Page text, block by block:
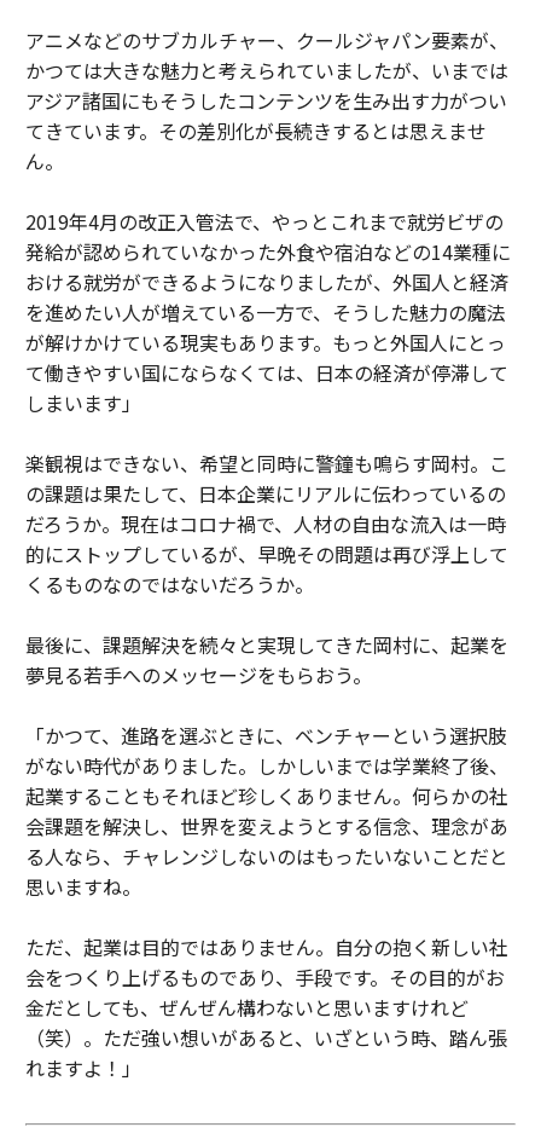
アニメなどのサブカルチャー、クールジャパン要素が、
かつては大きな魅力と考えられていましたが、いまでは
アジア諸国にもそうしたコンテンツを生み出す力がつい
てきています。その差別化が長続きするとは思えませ
ん。
2019年4月の改正入管法で、やっとこれまで就労ビザの
発給が認められていなかった外食や宿泊などの14業種に
おける就労ができるようになりましたが、外国人と経済
を進めたい人が増えている一方で、そうした魅力の魔法
が解けかけている現実もあります。もっと外国人にとっ
て働きやすい国にならなくては、日本の経済が停滞して
しまいます」
楽観視はできない、希望と同時に警鐘も鳴らす岡村。こ
の課題は果たして、日本企業にリアルに伝わっているの
だろうか。現在はコロナ禍で、人材の自由な流入は一時
的にストップしているが、早晩その問題は再び浮上して
くるものなのではないだろうか。
最後に、課題解決を続々と実現してきた岡村に、起業を
夢見る若手へのメッセージをもらおう。
「かつて、進路を選ぶときに、ベンチャーという選択肢
がない時代がありました。しかしいまでは学業終了後、
起業することもそれほど珍しくありません。何らかの社
会課題を解決し、世界を変えようとする信念、理念があ
る人なら、チャレンジしないのはもったいないことだと
思いますね。
ただ、起業は目的ではありません。自分の抱く新しい社
会をつくり上げるものであり、手段です。その目的がお
金だとしても、ぜんぜん構わないと思いますけれど
（笑）。ただ強い想いがあると、いざという時、踏ん張
れますよ！」